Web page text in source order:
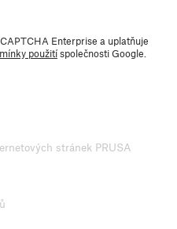
Enterprise a uplatňuje
použitíspolečnosti Google.
stránek PRUSA